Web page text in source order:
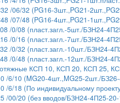
/06/32 (PG16-3шт.,PG21-
/07/48 (PG16-4шт.,PG21-
/0/08 (пласт.загл.-5шт./БЗН24-
/0/16 (пласт.загл.-7шт./БЗН24-
/0/32 (пласт.загл.-10шт./БЗН24-
/0/48 (пласт.загл.-12шт./БЗН24-
КСП 10, КСП 20, КСП 25,
/6/10 (MG20-4шт.,MG25-2шт./
/6/18 (По индивидуальному
/00/20 (без вводов/БЗН24-4П25-